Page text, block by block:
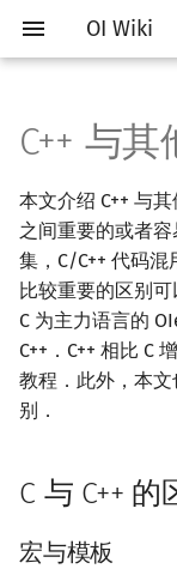
OI Wiki
开
始
搜
Getting Started
关于本项目
如何参与
OI Wiki 不是什么
格式手册
F.A.Q.
比赛相关简介
赛事
题型
学习路线
学习资源
工具软件简介
代码编辑工具
评测工具
命令行
命令行编译与调试
WSL (Windows 10)
Hello, World!
C++ 语法基础
变量
运算
流程控制语句
C++ 标准库简介
STL 容器
STL 算法
bitset
string
类
命名空间
值类别
重载运算符
引用
新版 C++ 特性
C 与 C++ 的区别
宏与模板
指针与引用
bool
struct
内存分配
算法基础简介
复杂度
枚举
模拟
递归 & 分治
搜索部分简介
DFS（搜索）
BFS（搜索）
双向搜索
启发式搜索
迭代加深搜索
动态规划部分简介
动态规划基础
记忆化搜索
背包 DP
区间 DP
树形 DP
字符串部分简介
字符串基础
标准库
字符串匹配
字符串哈希
前缀函数与 KMP
数学部分简介
布尔代数
数字系统
位操作
二进制集合操作
快速幂
数据结构部分简介
栈
队列
链表
哈希表
图论部分简介
图论相关概念
图的存储
DFS（图论）
BFS（图论）
有向无环图
计算几何部分简介
二维计算几何基础
三维计算几何基础
距离
Pick 定理
杂项简介
离散化
双指针
离线算法
分数规划
悬线法
RMQ
并查集应用
括号序列
线段树与离线询问
C++ 与
本文介绍 C++ 与
之间重要的或者容
集，C/C++ 代码
比较重要的区别
C 为主力语言的
C++．C++ 相比 C
教程．此外，本文
别．
C 与 C++ 的
宏与模板